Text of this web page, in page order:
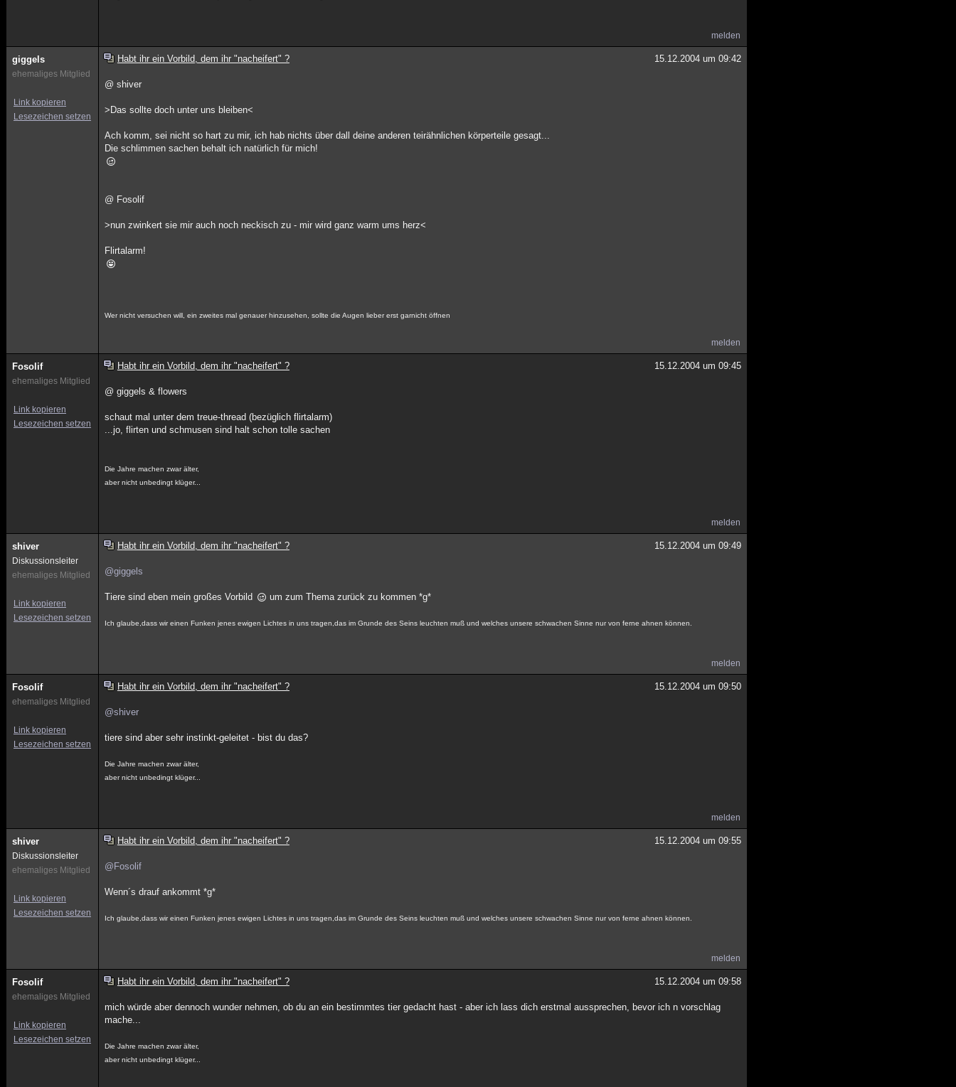
melden
giggels
ehemaliges Mitglied
Link kopieren
Lesezeichen setzen
Habt ihr ein Vorbild, dem ihr "nacheifert" ? 15.12.2004 um 09:42
@ shiver
>Das sollte doch unter uns bleiben<
Ach komm, sei nicht so hart zu mir, ich hab nichts über dall deine anderen teirähnlichen körperteile gesagt...
Die schlimmen sachen behalt ich natürlich für mich!
@ Fosolif
>nun zwinkert sie mir auch noch neckisch zu - mir wird ganz warm ums herz<
Flirtalarm!
Wer nicht versuchen will, ein zweites mal genauer hinzusehen, sollte die Augen lieber erst garnicht öffnen
melden
Fosolif
ehemaliges Mitglied
Link kopieren
Lesezeichen setzen
Habt ihr ein Vorbild, dem ihr "nacheifert" ? 15.12.2004 um 09:45
@ giggels & flowers
schaut mal unter dem treue-thread (bezüglich flirtalarm)
...jo, flirten und schmusen sind halt schon tolle sachen
Die Jahre machen zwar älter,
aber nicht unbedingt klüger...
melden
shiver
Diskussionsleiter
ehemaliges Mitglied
Link kopieren
Lesezeichen setzen
Habt ihr ein Vorbild, dem ihr "nacheifert" ? 15.12.2004 um 09:49
@giggels
Tiere sind eben mein großes Vorbild um zum Thema zurück zu kommen *g*
Ich glaube,dass wir einen Funken jenes ewigen Lichtes in uns tragen,das im Grunde des Seins leuchten muß und welches unsere schwachen Sinne nur von ferne ahnen können.
melden
Fosolif
ehemaliges Mitglied
Link kopieren
Lesezeichen setzen
Habt ihr ein Vorbild, dem ihr "nacheifert" ? 15.12.2004 um 09:50
@shiver
tiere sind aber sehr instinkt-geleitet - bist du das?
Die Jahre machen zwar älter,
aber nicht unbedingt klüger...
melden
shiver
Diskussionsleiter
ehemaliges Mitglied
Link kopieren
Lesezeichen setzen
Habt ihr ein Vorbild, dem ihr "nacheifert" ? 15.12.2004 um 09:55
@Fosolif
Wenn´s drauf ankommt *g*
Ich glaube,dass wir einen Funken jenes ewigen Lichtes in uns tragen,das im Grunde des Seins leuchten muß und welches unsere schwachen Sinne nur von ferne ahnen können.
melden
Fosolif
ehemaliges Mitglied
Link kopieren
Lesezeichen setzen
Habt ihr ein Vorbild, dem ihr "nacheifert" ? 15.12.2004 um 09:58
mich würde aber dennoch wunder nehmen, ob du an ein bestimmtes tier gedacht hast - aber ich lass dich erstmal aussprechen, bevor ich n vorschlag
mache...
Die Jahre machen zwar älter,
aber nicht unbedingt klüger...